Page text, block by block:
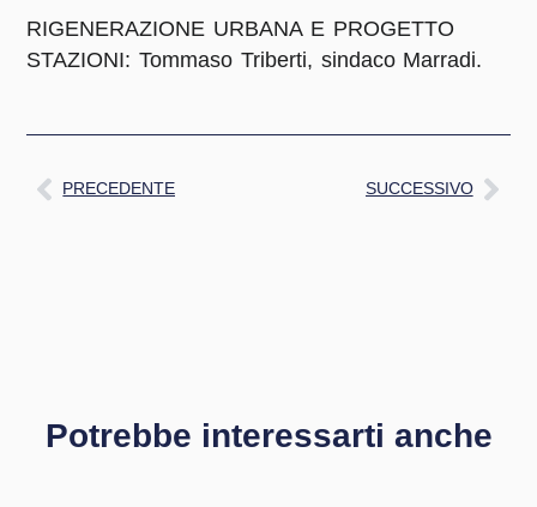
RIGENERAZIONE URBANA E PROGETTO
STAZIONI: Tommaso Triberti, sindaco Marradi.
PRECEDENTE SUCCESSIVO
Potrebbe interessarti anche